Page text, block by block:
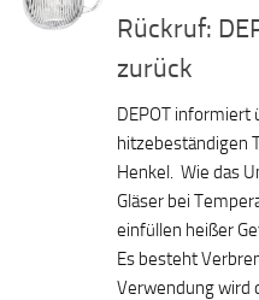
Rückruf:
zurück
DEPOT informiert
hitzebeständigen
Henkel. Wie das
Gläser bei
einfüllen heißer
Es besteht
Verwendung wird